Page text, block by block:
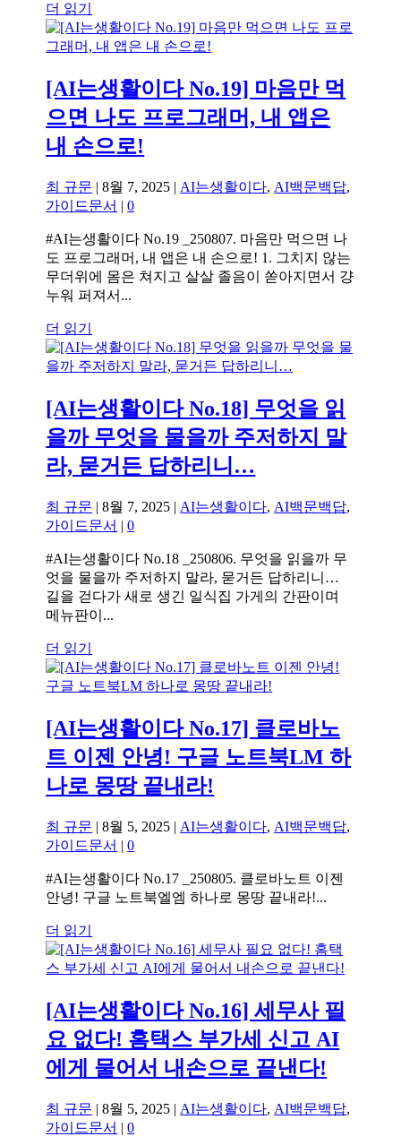
더 읽기
[AI는생활이다 No.19] 마음만 먹
으면 나도 프로그래머, 내 앱은
내 손으로!
최 규문 |8월 7, 2025 | AI는생활이다, AI백문백답,
가이드문서 |0
#AI는생활이다 No.19 _250807. 마음만 먹으면 나
도 프로그래머, 내 앱은 내 손으로! 1. 그치지 않는
무더위에 몸은 쳐지고 살살 졸음이 쏟아지면서 걍
누워 퍼져서...
더 읽기
[AI는생활이다 No.18] 무엇을 읽
을까 무엇을 물을까 주저하지 말
라, 묻거든 답하리니…
최 규문 |8월 7, 2025 | AI는생활이다, AI백문백답,
가이드문서 |0
#AI는생활이다 No.18 _250806. 무엇을 읽을까 무
엇을 물을까 주저하지 말라, 묻거든 답하리니…
길을 걷다가 새로 생긴 일식집 가게의 간판이며
메뉴판이...
더 읽기
[AI는생활이다 No.17] 클로바노
트 이젠 안녕! 구글 노트북LM 하
나로 몽땅 끝내라!
최 규문 |8월 5, 2025 | AI는생활이다, AI백문백답,
가이드문서 |0
#AI는생활이다 No.17 _250805. 클로바노트 이젠
안녕! 구글 노트북엘엠 하나로 몽땅 끝내라!...
더 읽기
[AI는생활이다 No.16] 세무사 필
요 없다! 홈택스 부가세 신고 AI
에게 물어서 내손으로 끝낸다!
최 규문 |8월 5, 2025 | AI는생활이다, AI백문백답,
가이드문서 |0